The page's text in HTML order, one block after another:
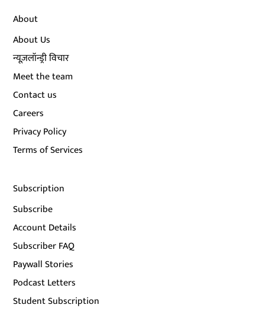
About
About Us
न्यूज़लॉन्ड्री विचार
Meet the team
Contact us
Careers
Privacy Policy
Terms of Services
Subscription
Subscribe
Account Details
Subscriber FAQ
Paywall Stories
Podcast Letters
Student Subscription